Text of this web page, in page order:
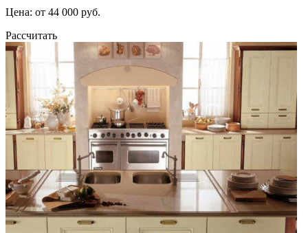
Цена: от 44 000 руб.
Рассчитать